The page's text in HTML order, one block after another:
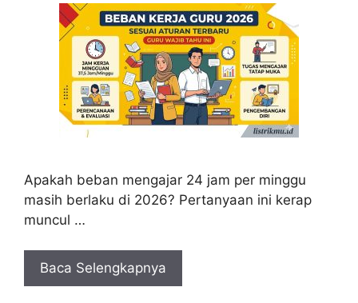
Apakah beban mengajar 24 jam per minggu
masih berlaku di 2026? Pertanyaan ini kerap
muncul …
Baca Selengkapnya